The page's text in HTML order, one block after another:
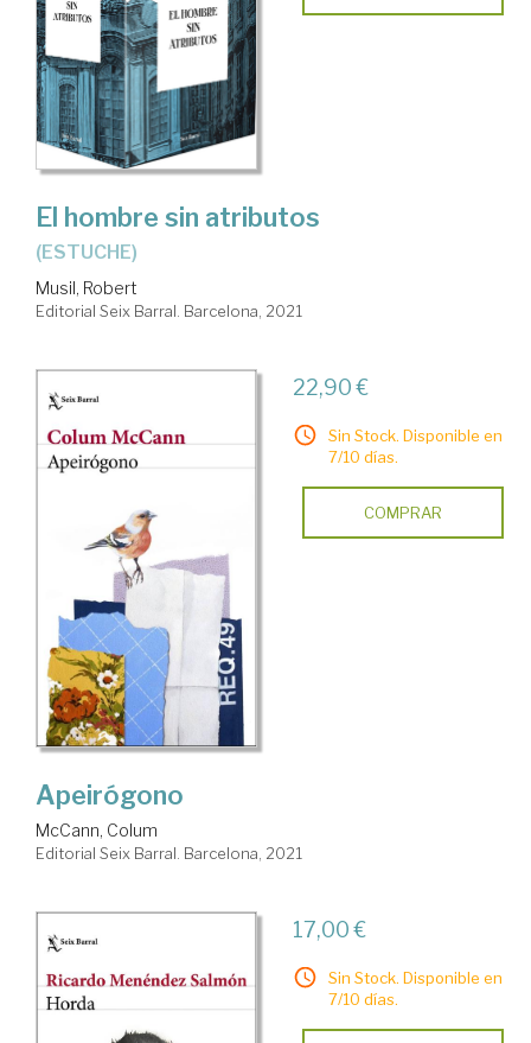
El hombre sin atributos
(ESTUCHE)
Musil, Robert
Editorial Seix Barral. Barcelona, 2021
22,90 €
Sin Stock. Disponible en
7/10 días.
COMPRAR
Apeirógono
McCann, Colum
Editorial Seix Barral. Barcelona, 2021
17,00 €
Sin Stock. Disponible en
7/10 días.